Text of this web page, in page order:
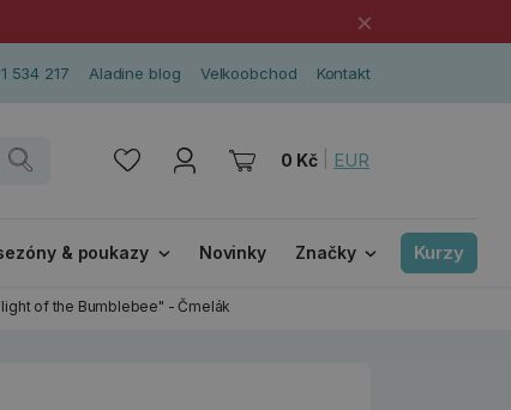
×
534 217 Aladine blog Velkoobchod Kontakt
0 Kč EUR
& poukazy Novinky Značky Kurzy
of the Bumblebee" - Čmelák